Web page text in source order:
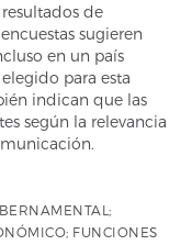
de
sugieren
en un país
para esta
indican que las
según la relevancia
FUNCIONES